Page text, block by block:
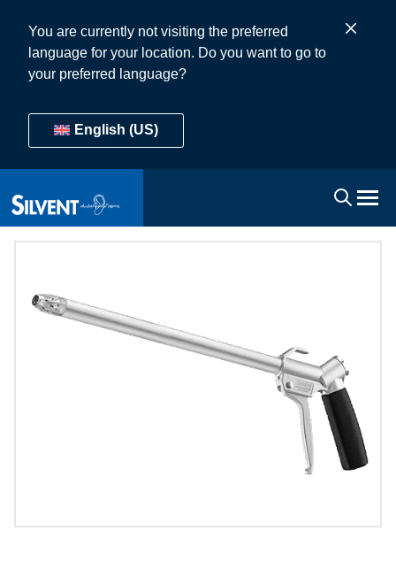
You are currently not visiting the preferred
language for your location. Do you want to go to
your preferred language?
English (US)